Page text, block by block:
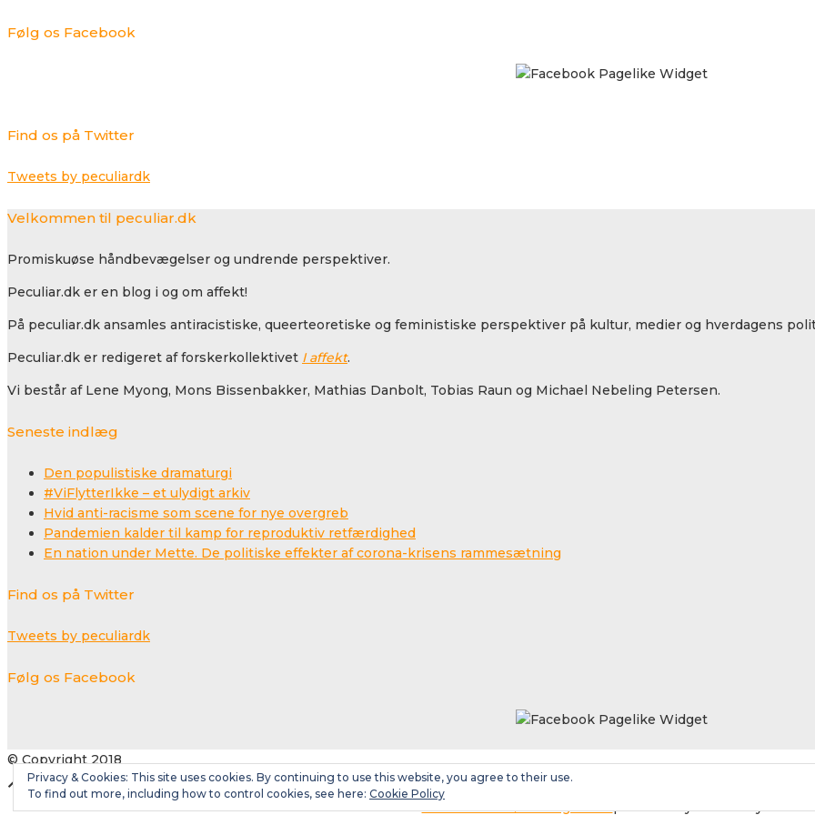
Følg os Facebook
Find os på Twitter
Tweets by peculiardk
Velkommen til peculiar.dk
Promiskuøse håndbevægelser og undrende perspektiver.
Peculiar.dk er en blog i og om affekt!
På peculiar.dk ansamles antiracistiske, queerteoretiske og feministiske perspektiver på kultur, medier og hverdagens
Peculiar.dk er redigeret af forskerkollektivet I affekt.
Vi består af Lene Myong, Mons Bissenbakker, Mathias Danbolt, Tobias Raun og Michael Nebeling Petersen.
Seneste indlæg
Den populistiske dramaturgi
#ViFlytterIkke – et ulydigt arkiv
Hvid anti-racisme som scene for nye overgreb
Pandemien kalder til kamp for reproduktiv retfærdighed
En nation under Mette. De politiske effekter af corona-krisens rammesætning
Find os på Twitter
Tweets by peculiardk
Følg os Facebook
© Copyright 2018
Privacy & Cookies: This site uses cookies. By continuing to use this website, you agree to their use.
To find out more, including how to control cookies, see here: Cookie Policy